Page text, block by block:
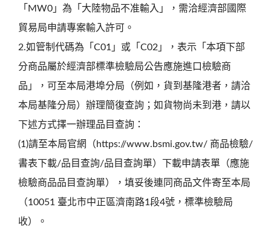
「MW0」為「大陸物品不准輸入」，需洽經濟部國際
貿易局申請專案輸入許可。
2.如管制代碼為「C01」或「C02」，表示「本項下部
分商品屬於經濟部標準檢驗局公告應施進口檢驗商
品」，可至本局港埠分局（例如，貨到基隆港者，請洽
本局基隆分局）辦理簡復查詢；如貨物尚未到港，請以
下述方式擇一辦理品目查詢：
(1)請至本局官網（https://www.bsmi.gov.tw/ 商品檢驗/
書表下載/品目查詢/品目查詢單）下載申請表單（應施
檢驗商品品目查詢單），填妥後連同商品文件寄至本局
（10051 臺北市中正區濟南路1段4號，標準檢驗局
收）。